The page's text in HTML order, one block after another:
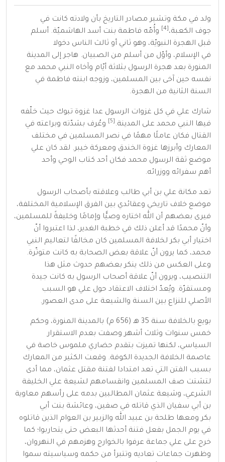
ولد في مكة وتشير مصادر التاريخ بأن ولادته كانت في
جوف الكعبة، وأُمّه فاطمة بنت أسد الهاشميّة. أسلم
قبل الهجرة النبويّة، وهو ثاني أو ثالث الناس دخولا
في الإسلام، وأوّل من أسلم من الصبيان. هاجر إلى المدينة
المنورة بعد هجرة الرسول بثلاثة أيّام وآخاه النبي محمد مع
نفسه حين آخى بين المسلمين، وزوجه ابنته فاطمة في
السنة الثانية من الهجرة.
شارك علي في كل غزوات الرسول عدا غزوة تبوك حيث خلّفه
فيها النبي محمد على المدينة.
وعُرف بشدّته وبراعته في
القتال فكان عاملًا مهمًا في نصر المسلمين في مختلف
المعارك وأبرزها غزوة الخندق ومعركة خيبر. لقد كان علي
موضع ثقة الرسول محمد فكان أحد كتاب الوحي وأحد
أهم سفرائه ووزرائه.
تعد مكانة علي بن أبي طالب وعلاقته بأصحاب الرسول
موضع خلاف تاريخي وعقائدي بين الفرق الإسلامية المختلفة،
فيرى بعضهم أن الله اختاره وصيًّا وإمامًا وخليفةً للمسلمين،
وأنّ محمدًا قد أعلن ذلك في خطبة الغدير، لذا اعتبروا أنّ
اختيار أبي بكرلخلافة المسلمين كان مخالفًا لتعاليم النبي
محمد، كما يرون أنّ علاقة بعض الصحابة به كانت متوتّرة.
وعلى العكس من ذلك ينكر بعضهم حدوث مثل هذا
التنصيب، ويرون أنّ علاقة أصحاب الرسول به كانت جيدة
ومستقرّة. ويُعدّ اختلاف الاعتقاد حول علي هو السبب
الأصلي للنزاع بين السنة والشيعة على مدى العصور.
بويع بالخلافة سنة 35 هـ (
656 م) بالمدينة المنورة، وحكم
خمس سنوات وثلاث أشهر وصفت بعدم الاستقرار
السياسي، لكنها تميزت بتقدم حضاري ملموس خاصة في
عاصمة الخلافة الجديدة الكوفة. وقعت الكثير من المعارك
بسبب الفتن التي تعد امتدادا لفتنة مقتل عثمان، مما أدى
لتشتت صف المسلمين وانقسامهم لشيعة علي الخليفة
الشرعي، وشيعة عثمان المطالبين بدمه على رأسهم معاوية
بن أبي سفيان الذي قاتله في صفين، وعائشة بنت أبي
بكرومعها طلحة بن عبيد الله والزبير بن العوام الذين قاتلوه
في يوم الجمل بفعل فتنة أحدثها البعض حتى يتحاربوا؛ كما
خرج على علي جماعة عرفوا بالخوارج وهزمهم في النهروان،
وظهرت جماعات تعاديه وتتبرأ من حكمه وسياسيته سموا